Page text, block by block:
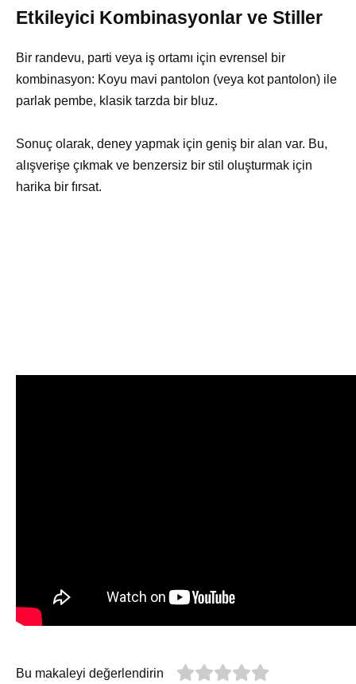
Etkileyici Kombinasyonlar ve Stiller
Bir randevu, parti veya iş ortamı için evrensel bir
kombinasyon: Koyu mavi pantolon (veya kot pantolon) ile
parlak pembe, klasik tarzda bir bluz.
Sonuç olarak, deney yapmak için geniş bir alan var. Bu,
alışverişe çıkmak ve benzersiz bir stil oluşturmak için
harika bir fırsat.
Bu makaleyi değerlendirin